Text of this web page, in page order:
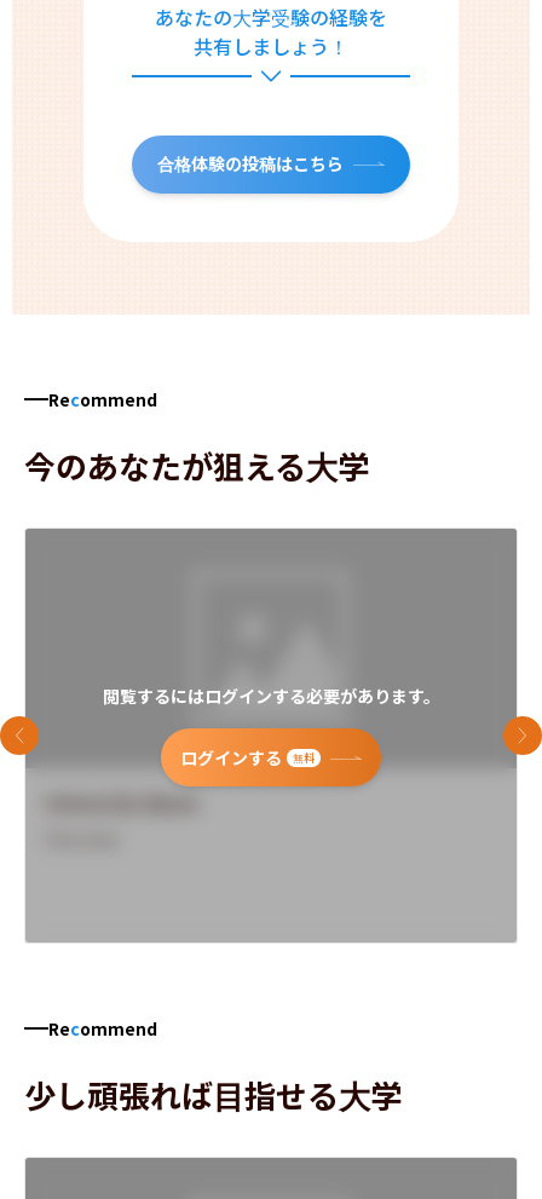
あなたの大学受験の経験を
共有しましょう！
合格体験の投稿はこちら
Recommend
今のあなたが狙える大学
閲覧するにはログインする必要があります。
ログインする 無料
前のスライド 次
Recommend
少し頑張れば目指せる大学